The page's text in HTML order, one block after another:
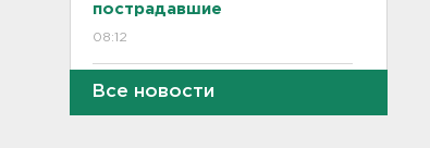
пострадавшие
08:12
Объект Wildberries
Все новости